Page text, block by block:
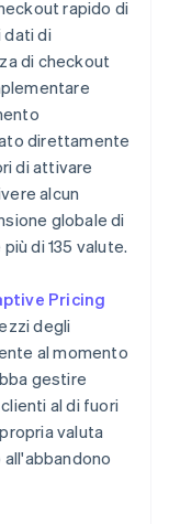
rapido di
dati di
di checkout
direttamente
di attivare
alcun
globale di
di 135 valute.
Pricing
degli
al momento
gestire
al di fuori
valuta